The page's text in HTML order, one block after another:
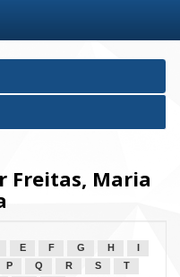
Freitas, Maria
E F G H
P Q R S
T